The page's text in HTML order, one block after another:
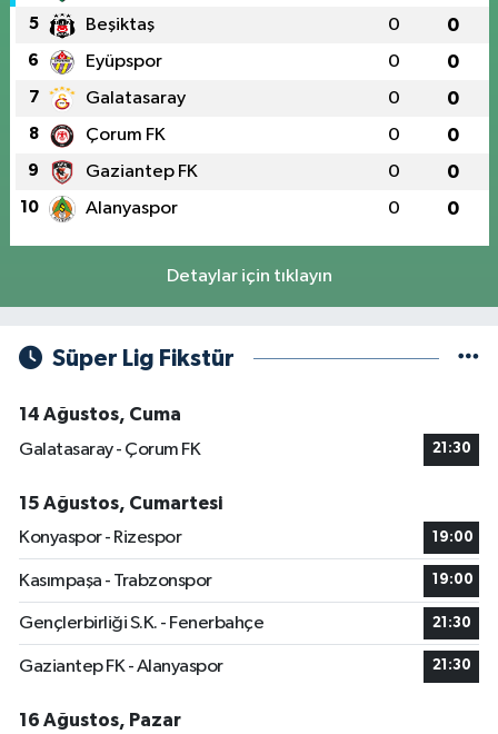
5 Beşiktaş 0 0
6 Eyüpspor 0 0
7 Galatasaray 0 0
8 Çorum FK 0 0
9 Gaziantep FK 0 0
10 Alanyaspor 0 0
Detaylar için tıklayın
Süper Lig Fikstür
14 Ağustos, Cuma
Galatasaray - Çorum FK
21:30
15 Ağustos, Cumartesi
Konyaspor - Rizespor
19:00
Kasımpaşa - Trabzonspor 19:00
Gençlerbirliği S.K. - Fenerbahçe 21:30
Gaziantep FK - Alanyaspor 21:30
16 Ağustos, Pazar